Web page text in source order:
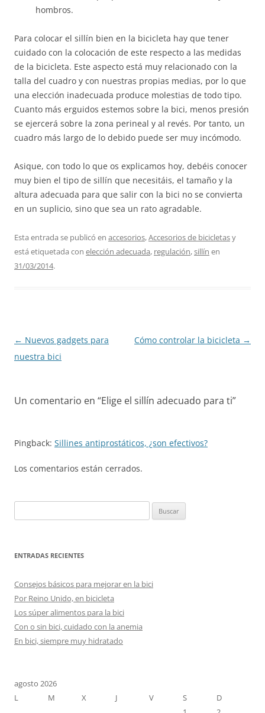
hombros.
Para colocar el sillín bien en la bicicleta hay que tener
cuidado con la colocación de este respecto a las medidas
de la bicicleta. Este aspecto está muy relacionado con la
talla del cuadro y con nuestras propias medias, por lo que
una elección inadecuada produce molestias de todo tipo.
Cuanto más erguidos estemos sobre la bici, menos presión
se ejercerá sobre la zona perineal y al revés. Por tanto, un
cuadro más largo de lo debido puede ser muy incómodo.
Asique, con todo lo que os explicamos hoy, debéis conocer
muy bien el tipo de sillín que necesitáis, el tamaño y la
altura adecuada para que salir con la bici no se convierta
en un suplicio, sino que sea un rato agradable.
Esta entrada se publicó en accesorios,Accesorios de bicicletasy
está etiquetada con elección adecuada, regulación,sillín en
31/03/2014.
Navegación
de
← Nuevos gadgets para
nuestra bici
Cómo controlar la bicicleta →
Un comentario en “Elige el sillín adecuado para ti”
Pingback: Sillines antiprostáticos, ¿son efectivos?
Los comentarios están cerrados.
ENTRADAS RECIENTES
Consejos básicos para mejorar en la bici
Por Reino Unido, en bicicleta
Los súper alimentos para la bici
Con o sin bici, cuidado con la anemia
En bici, siempre muy hidratado
agosto 2026
L
M X J V S
D